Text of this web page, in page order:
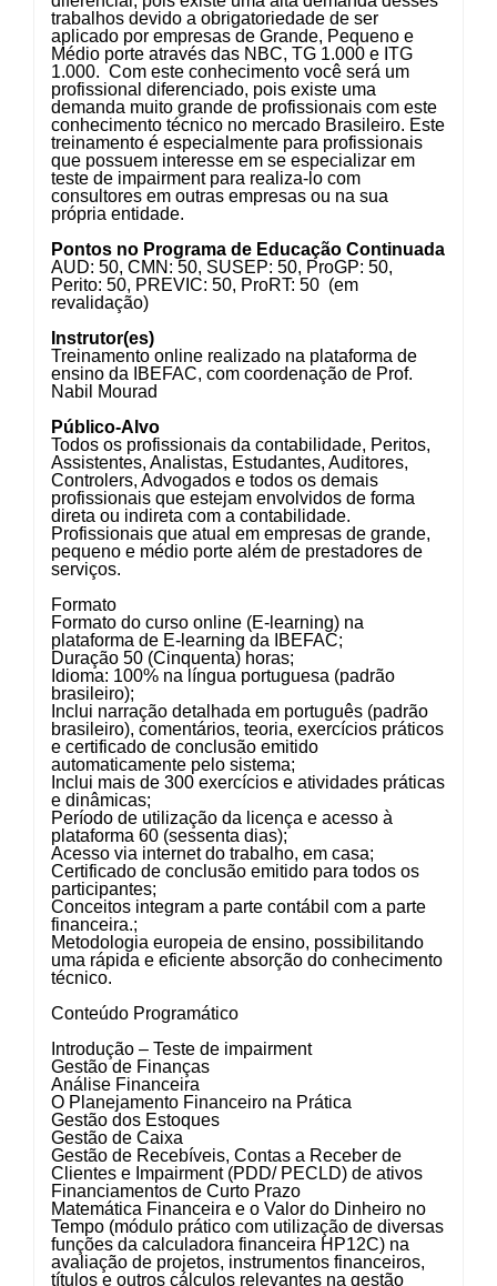
trabalhos devido a obrigatoriedade de ser
aplicado por empresas de Grande, Pequeno e
Médio porte através das NBC, TG 1.000 e ITG
1.000. Com este conhecimento você será um
profissional diferenciado, pois existe uma
demanda muito grande de profissionais com este
conhecimento técnico no mercado Brasileiro. Este
treinamento é especialmente para profissionais
que possuem interesse em se especializar em
teste de impairment para realiza-lo com
consultores em outras empresas ou na sua
própria entidade.
Pontos no Programa de Educação Continuada
AUD: 50, CMN: 50, SUSEP: 50, ProGP: 50,
Perito: 50, PREVIC: 50, ProRT: 50 (em
revalidação)
Instrutor(es)
Treinamento online realizado na plataforma de
ensino da IBEFAC, com coordenação de Prof.
Nabil Mourad
Público-Alvo
Todos os profissionais da contabilidade, Peritos,
Assistentes, Analistas, Estudantes, Auditores,
Controlers, Advogados e todos os demais
profissionais que estejam envolvidos de forma
direta ou indireta com a contabilidade.
Profissionais que atual em empresas de grande,
pequeno e médio porte além de prestadores de
serviços.
Formato
Formato do curso online (E-learning) na
plataforma de E-learning da IBEFAC;
Duração 50 (Cinquenta) horas;
Idioma: 100% na língua portuguesa (padrão
brasileiro);
Inclui narração detalhada em português (padrão
brasileiro), comentários, teoria, exercícios práticos
e certificado de conclusão emitido
automaticamente pelo sistema;
Inclui mais de 300 exercícios e atividades práticas
e dinâmicas;
Período de utilização da licença e acesso à
plataforma 60 (sessenta dias);
Acesso via internet do trabalho, em casa;
Certificado de conclusão emitido para todos os
participantes;
Conceitos integram a parte contábil com a parte
financeira.;
Metodologia europeia de ensino, possibilitando
uma rápida e eficiente absorção do conhecimento
técnico.
Conteúdo Programático
Introdução – Teste de impairment
Gestão de Finanças
Análise Financeira
O Planejamento Financeiro na Prática
Gestão dos Estoques
Gestão de Caixa
Gestão de Recebíveis, Contas a Receber de
Clientes e Impairment (PDD/ PECLD) de ativos
Financiamentos de Curto Prazo
Matemática Financeira e o Valor do Dinheiro no
Tempo (módulo prático com utilização de diversas
funções da calculadora financeira HP12C) na
avaliação de projetos, instrumentos financeiros,
títulos e outros cálculos relevantes na gestão